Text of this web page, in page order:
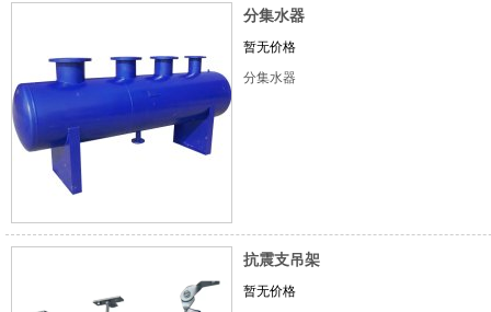
分集水器
暂无价格
分集水器
抗震支吊架
暂无价格